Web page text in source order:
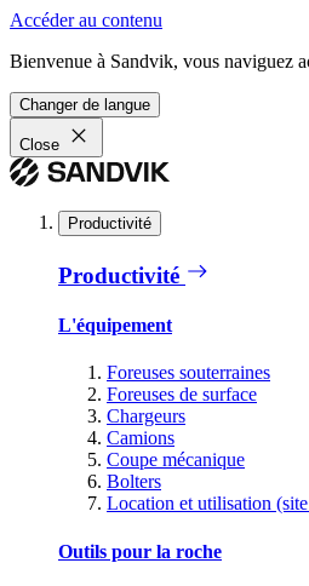
Accéder au contenu
Bienvenue à Sandvik, vous naviguez
Changer de langue
Close
Productivité
Productivité
L'équipement
Foreuses souterraines
Foreuses de surface
Chargeurs
Camions
Coupe mécanique
Bolters
Location et utilisation
Outils pour la roche